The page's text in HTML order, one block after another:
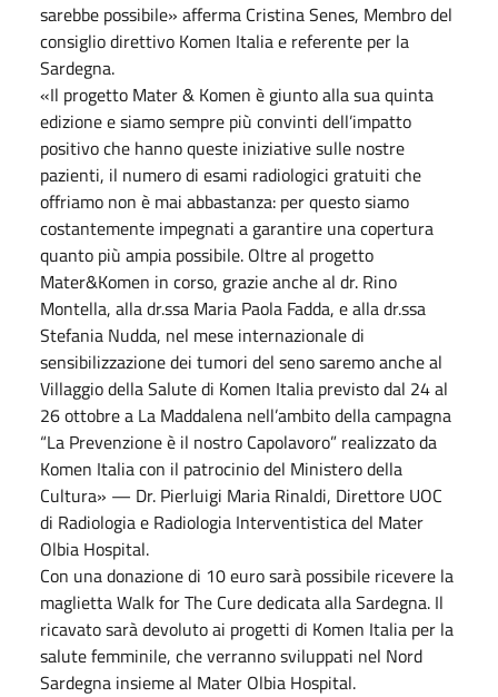
sarebbe possibile» afferma Cristina Senes, Membro del
consiglio direttivo Komen Italia e referente per la
Sardegna.
«Il progetto Mater & Komen è giunto alla sua quinta
edizione e siamo sempre più convinti dell’impatto
positivo che hanno queste iniziative sulle nostre
pazienti, il numero di esami radiologici gratuiti che
offriamo non è mai abbastanza: per questo siamo
costantemente impegnati a garantire una copertura
quanto più ampia possibile. Oltre al progetto
Mater&Komen in corso, grazie anche al dr. Rino
Montella, alla dr.ssa Maria Paola Fadda, e alla dr.ssa
Stefania Nudda, nel mese internazionale di
sensibilizzazione dei tumori del seno saremo anche al
Villaggio della Salute di Komen Italia previsto dal 24 al
26 ottobre a La Maddalena nell’ambito della campagna
“La Prevenzione è il nostro Capolavoro” realizzato da
Komen Italia con il patrocinio del Ministero della
Cultura» — Dr. Pierluigi Maria Rinaldi, Direttore UOC
di Radiologia e Radiologia Interventistica del Mater
Olbia Hospital.
Con una donazione di 10 euro sarà possibile ricevere la
maglietta Walk for The Cure dedicata alla Sardegna. Il
ricavato sarà devoluto ai progetti di Komen Italia per la
salute femminile, che verranno sviluppati nel Nord
Sardegna insieme al Mater Olbia Hospital.